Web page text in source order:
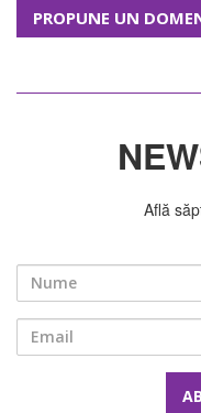
PROPUNE UN
Află